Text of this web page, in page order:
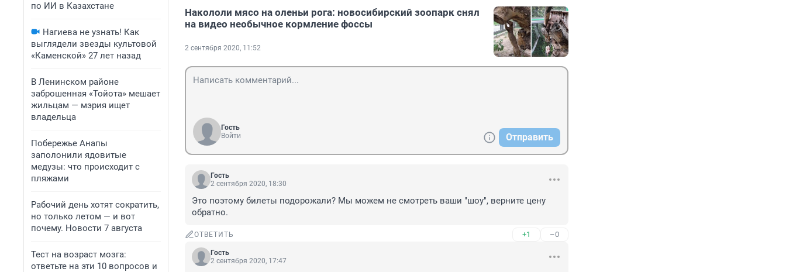
по ИИ в Казахстане
Нагиева не узнать! Как
выглядели звезды культовой
«Каменской» 27 лет назад
В Ленинском районе
заброшенная «Тойота» мешает
жильцам — мэрия ищет
владельца
Побережье Анапы
заполонили ядовитые
медузы: что происходит с
пляжами
Рабочий день хотят сократить,
но только летом — и вот
почему. Новости 7 августа
Тест на возраст мозга:
ответьте на эти 10 вопросов и
Накололи мясо на оленьи рога: новосибирский зоопарк снял
на видео необычное кормление фоссы
2 сентября 2020, 11:52
Гость
Войти
Отправить
Гость
2 сентября 2020, 18:30
Это поэтому билеты подорожали? Мы можем не смотреть ваши "шоу", верните цену
обратно.
ОТВЕТИТЬ +1 –0
Гость
2 сентября 2020, 17:47